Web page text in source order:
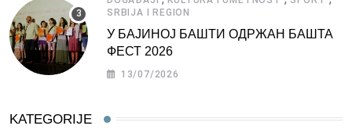
SRBIJA I REGION
У БАЈИНОЈ БАШТИ ОДРЖАН БАШТА
ФЕСТ 2026
13/07/2026
KATEGORIJE